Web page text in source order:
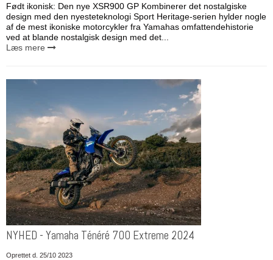
Født ikonisk: Den nye XSR900 GP Kombinerer det nostalgiske
design med den nyesteteknologi Sport Heritage-serien hylder nogle
af de mest ikoniske motorcykler fra Yamahas omfattendehistorie
ved at blande nostalgisk design med det...
Læs mere
NYHED - Yamaha Ténéré 700 Extreme 2024
Oprettet d. 25/10 2023